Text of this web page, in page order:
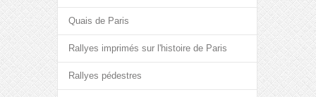
Quais de Paris
Rallyes imprimés sur l'histoire de Paris
Rallyes pédestres